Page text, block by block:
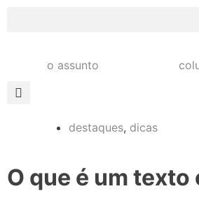
o assunto
destaques, dicas
O que é um